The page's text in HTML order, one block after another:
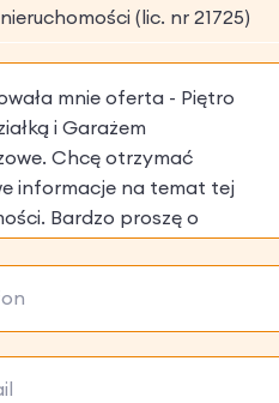
nieruchomości (lic. nr 21725)